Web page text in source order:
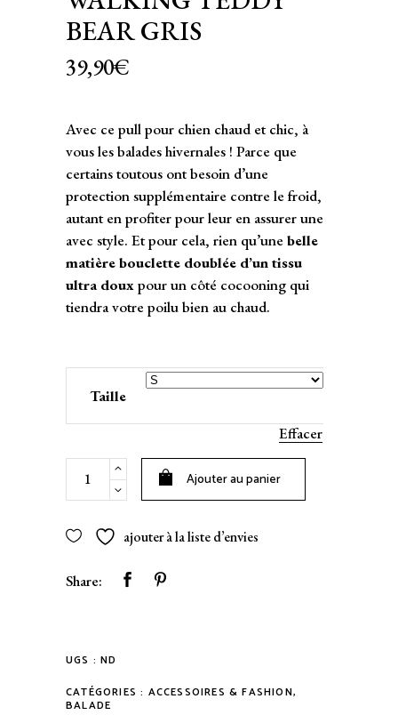
BEAR GRIS
39,90€
Avec ce pull pour chien chaud et chic, à
vous les balades hivernales ! Parce que
certains toutous ont besoin d’une
protection supplémentaire contre le froid,
autant en profiter pour leur en assurer une
avec style. Et pour cela, rien qu’unebelle
matière bouclette doublée d’un tissu
ultra douxpour un côté cocooning qui
tiendra votre poilu bien au chaud.
Taille
Effacer
pour
Walking
Bear
Ajouter au panier
ajouter à la liste d’envies
Share:
UGS :ND
CATÉGORIES : ACCESSOIRES & FASHION,
BALADE